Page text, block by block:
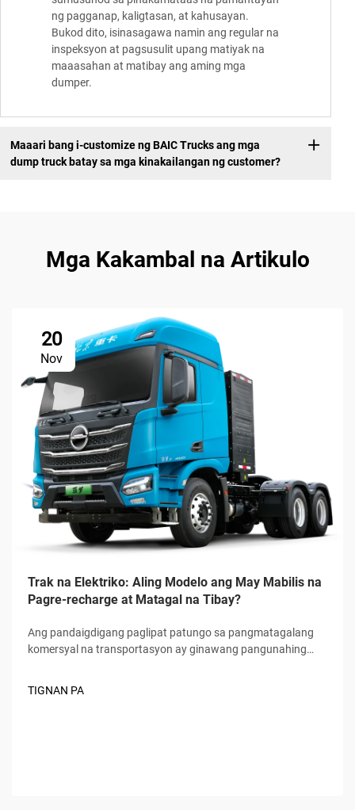
ng pagganap, kaligtasan, at kahusayan.
Bukod dito, isinasagawa namin ang regular na
inspeksyon at pagsusulit upang matiyak na
maaasahan at matibay ang aming mga
dumper.
Maaari bang i-customize ng BAIC Trucks ang mga
dump truck batay sa mga kinakailangan ng customer?
Mga Kakambal na Artikulo
20
Nov
Trak na Elektriko: Aling Modelo ang May Mabilis na
Pagre-recharge at Matagal na Tibay?
Ang pandaigdigang paglipat patungo sa pangmatagalang
komersyal na transportasyon ay ginawang pangunahing
TIGNAN PA